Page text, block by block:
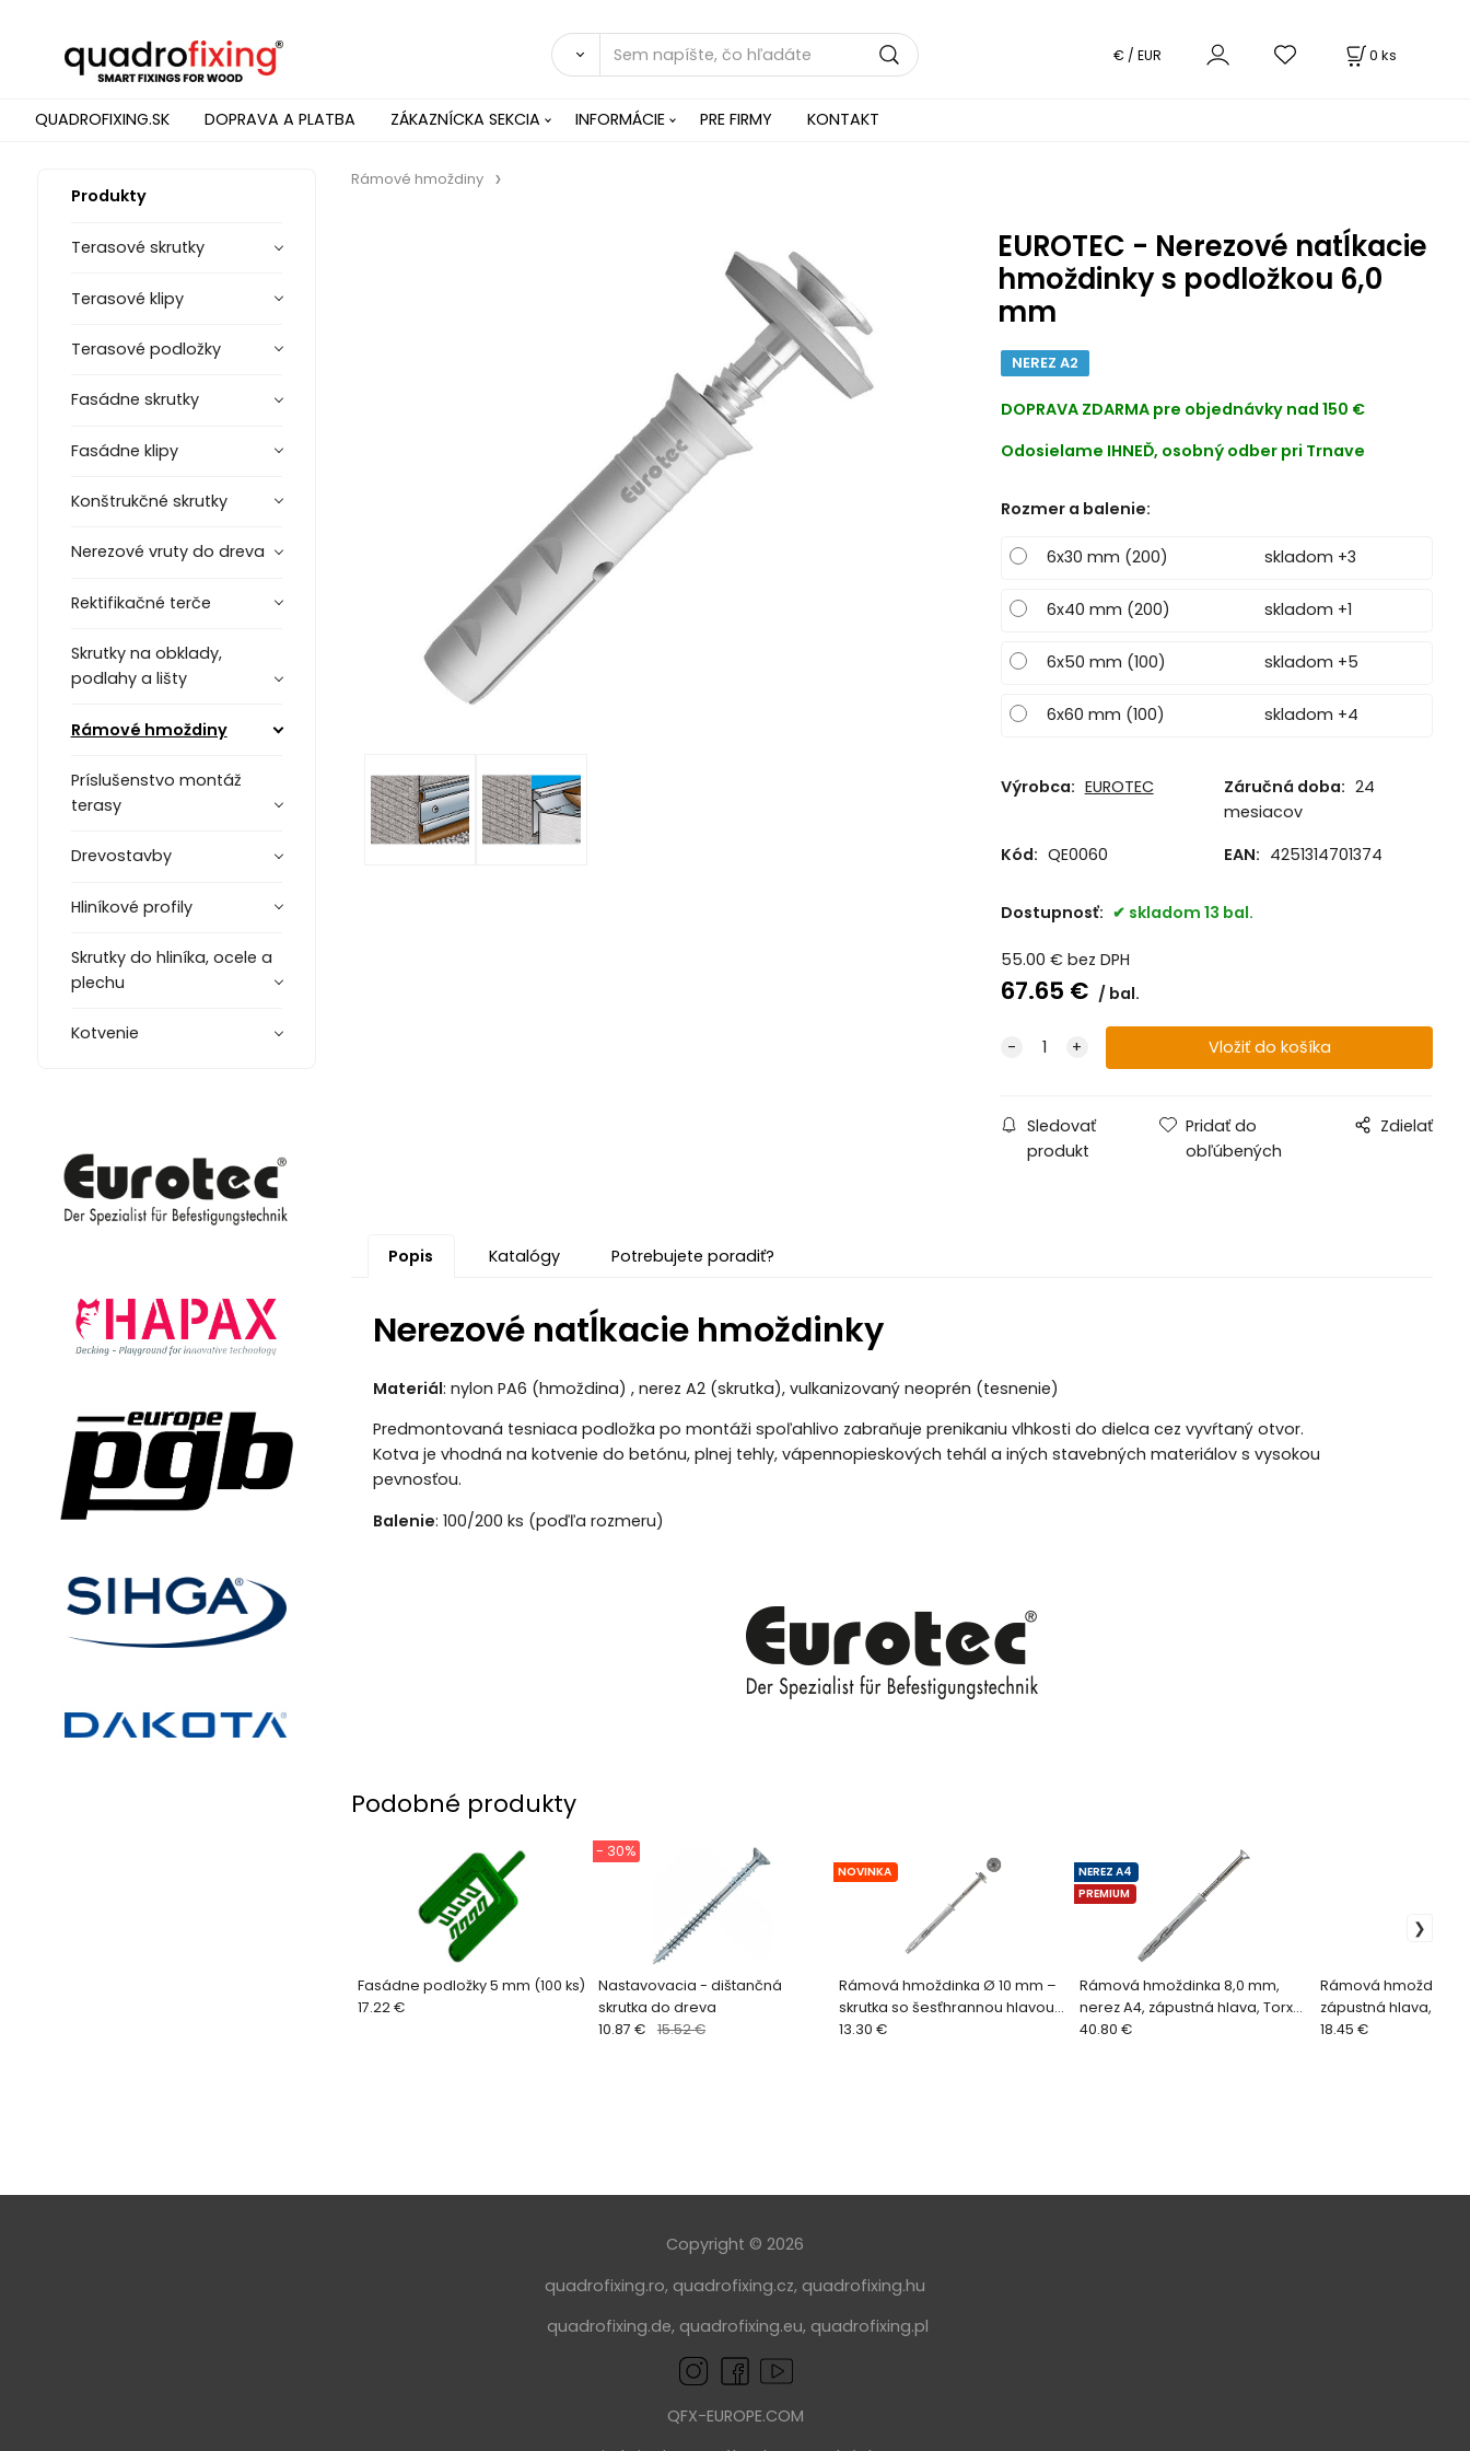
0 ks
€ / EUR
QUADROFIXING.SK DOPRAVA A PLATBA ZÁKAZNÍCKA SEKCIA INFORMÁCIE PRE FIRMY KONTAKT
Produkty
Terasové skrutky
Terasové klipy
Terasové podložky
Fasádne skrutky
Fasádne klipy
Konštrukčné skrutky
Nerezové vruty do dreva
Rektifikačné terče
Skrutky na obklady,
podlahy a lišty
Rámové hmoždiny
Príslušenstvo montáž
terasy
Drevostavby
Hliníkové profily
Skrutky do hliníka, ocele a
plechu
Kotvenie
Rámové hmoždiny
EUROTEC - Nerezové natĺkacie
hmoždinky s podložkou 6,0
mm
NEREZ A2
DOPRAVA ZDARMA pre objednávky nad 150 €
Odosielame IHNEĎ, osobný odber pri Trnave
Rozmer a balenie:
6x30 mm (200) skladom +3
6x40 mm (200) skladom +1
6x50 mm (100) skladom +5
6x60 mm (100) skladom +4
Výrobca: EUROTEC Záručná doba: 24
mesiacov
Kód: QE0060 EAN: 4251314701374
Dostupnosť: skladom 13 bal.
55.00 € bez DPH
67.65 € bal.
Sledovať
produkt
Pridať do
obľúbených
Zdielať
Popis Katalógy Potrebujete poradiť?
Nerezové natĺkacie hmoždinky
Materiál: nylon PA6 (hmoždina) , nerez A2 (skrutka), vulkanizovaný neoprén (tesnenie)
Predmontovaná tesniaca podložka po montáži spoľahlivo zabraňuje prenikaniu vlhkosti do dielca cez vyvŕtaný otvor.
Kotva je vhodná na kotvenie do betónu, plnej tehly, vápennopieskových tehál a iných stavebných materiálov s vysokou
pevnosťou.
Balenie: 100/200 ks (poďľa rozmeru)
Podobné produkty
Fasádne podložky 5 mm (100 ks)
17.22 €
Nastavovacia - dištančná
skrutka do dreva
- 30%
10.87 € 15.52 €
Rámová hmoždinka Ø 10 mm –
skrutka so šesťhrannou hlavou
a podložkou, Torx 40
NOVINKA
13.30 €
Rámová hmoždinka 8,0 mm,
nerez A4, zápustná hlava, Torx
(50/100 ks)
NEREZ A4
PREMIUM
40.80 €
Rámová hmoždinka
zápustná hlava, Torx
18.45 €
Copyright © 2026
quadrofixing.ro, quadrofixing.cz, quadrofixing.hu
quadrofixing.de, quadrofixing.eu, quadrofixing.pl
QFX-EUROPE.COM